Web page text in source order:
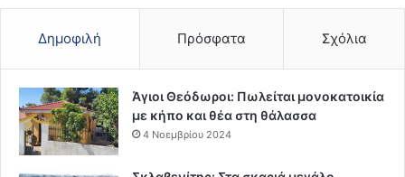
Δημοφιλή Πρόσφατα Σχόλια
Άγιοι Θεόδωροι: Πωλείται μονοκατοικία
με κήπο και θέα στη θάλασσα
4 Νοεμβρίου 2024